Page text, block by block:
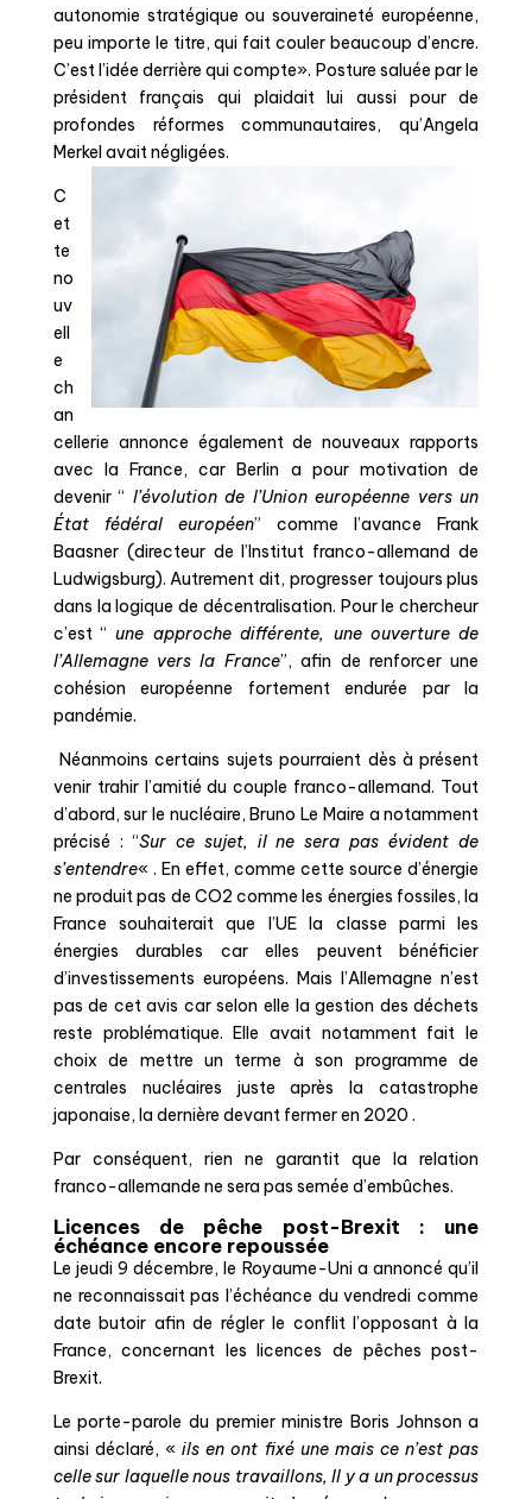
autonomie stratégique ou souveraineté européenne,
peu importe le titre, qui fait couler beaucoup d’encre.
C’est l’idée derrière qui compte». Posture saluée par le
président français qui plaidait lui aussi pour de
profondes réformes communautaires, qu’Angela
Merkel avait négligées.
C
et
te
no
uv
ell
e
ch
an
cellerie annonce également de nouveaux rapports
avec la France, car Berlin a pour motivation de
devenir “ l’évolution de l’Union européenne vers un
État fédéral européen” comme l’avanceFrank
Baasner(directeur de l’Institut franco-allemand de
Ludwigsburg). Autrement dit, progresser toujours plus
dans la logique de décentralisation. Pour le chercheur
c’est “une approche différente, une ouverture de
l’Allemagne vers la France”, afin de renforcer une
cohésion européenne fortement endurée par la
pandémie.
Néanmoins certains sujets pourraient dès à présent
venir trahir l’amitié du couple franco-allemand. Tout
d’abord, sur le nucléaire, Bruno Le Maire a notamment
précisé : “Sur ce sujet, il ne sera pas évident de
s’entendre« . En effet, comme cette source d’énergie
ne produit pas de CO2 comme les énergies fossiles, la
France souhaiterait que l’UE la classe parmi les
énergies durables car elles peuvent bénéficier
d’investissements européens. Mais l’Allemagne n’est
pas de cet avis car selon elle la gestion des déchets
reste problématique. Elle avait notamment fait le
choix de mettre un terme à son programme de
centrales nucléaires juste après la catastrophe
japonaise, la dernière devant fermer en 2020 .
Par conséquent, rien ne garantit que la relation
franco-allemande ne sera pas semée d’embûches.
Licences de pêche post-Brexit : une
échéance encore repoussée
Le jeudi 9 décembre, le Royaume-Uni a annoncé qu’il
ne reconnaissait pas l’échéance du vendredi comme
date butoir afin de régler le conflit l’opposant à la
France, concernant les licences de pêches post-
Brexit.
Le porte-parole du premier ministre Boris Johnson a
ainsi déclaré, «ils en ont fixé une mais ce n’est pas
celle sur laquelle nous travaillons, Il y a un processus